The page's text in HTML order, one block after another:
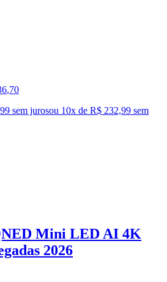
,70
sem jurosou 10x de R$ 232,99 sem
Mini LED AI 4K
2026